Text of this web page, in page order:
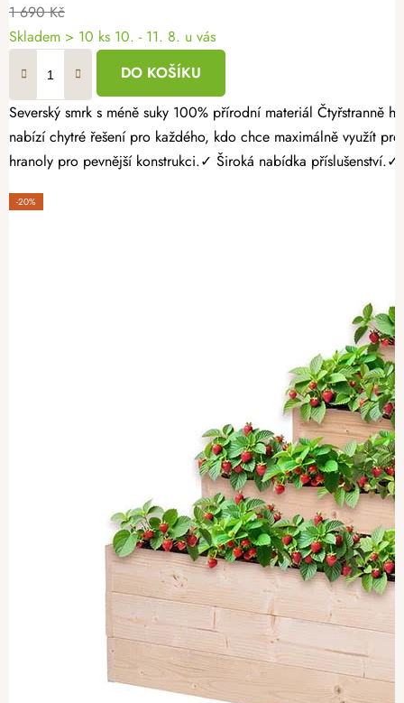
1 690 Kč
Skladem > 10 ks 10. - 11. 8. u vás
DO KOŠÍKU
Severský smrk s méně suky 100% přírodní materiál Čtyřstranně hoblovaný masiv Vypěstujte si vlastní bylinky, jahody nebo čerstvou zeleninu přehledně a stylově. 4-patrový dřevěný záhon 120 × 120 × 40 cm
nabízí chytré řešení pro každého, kdo chce maximálně využít
hranoly pro pevnější konstrukci.✓ Široká nabídka
-20%